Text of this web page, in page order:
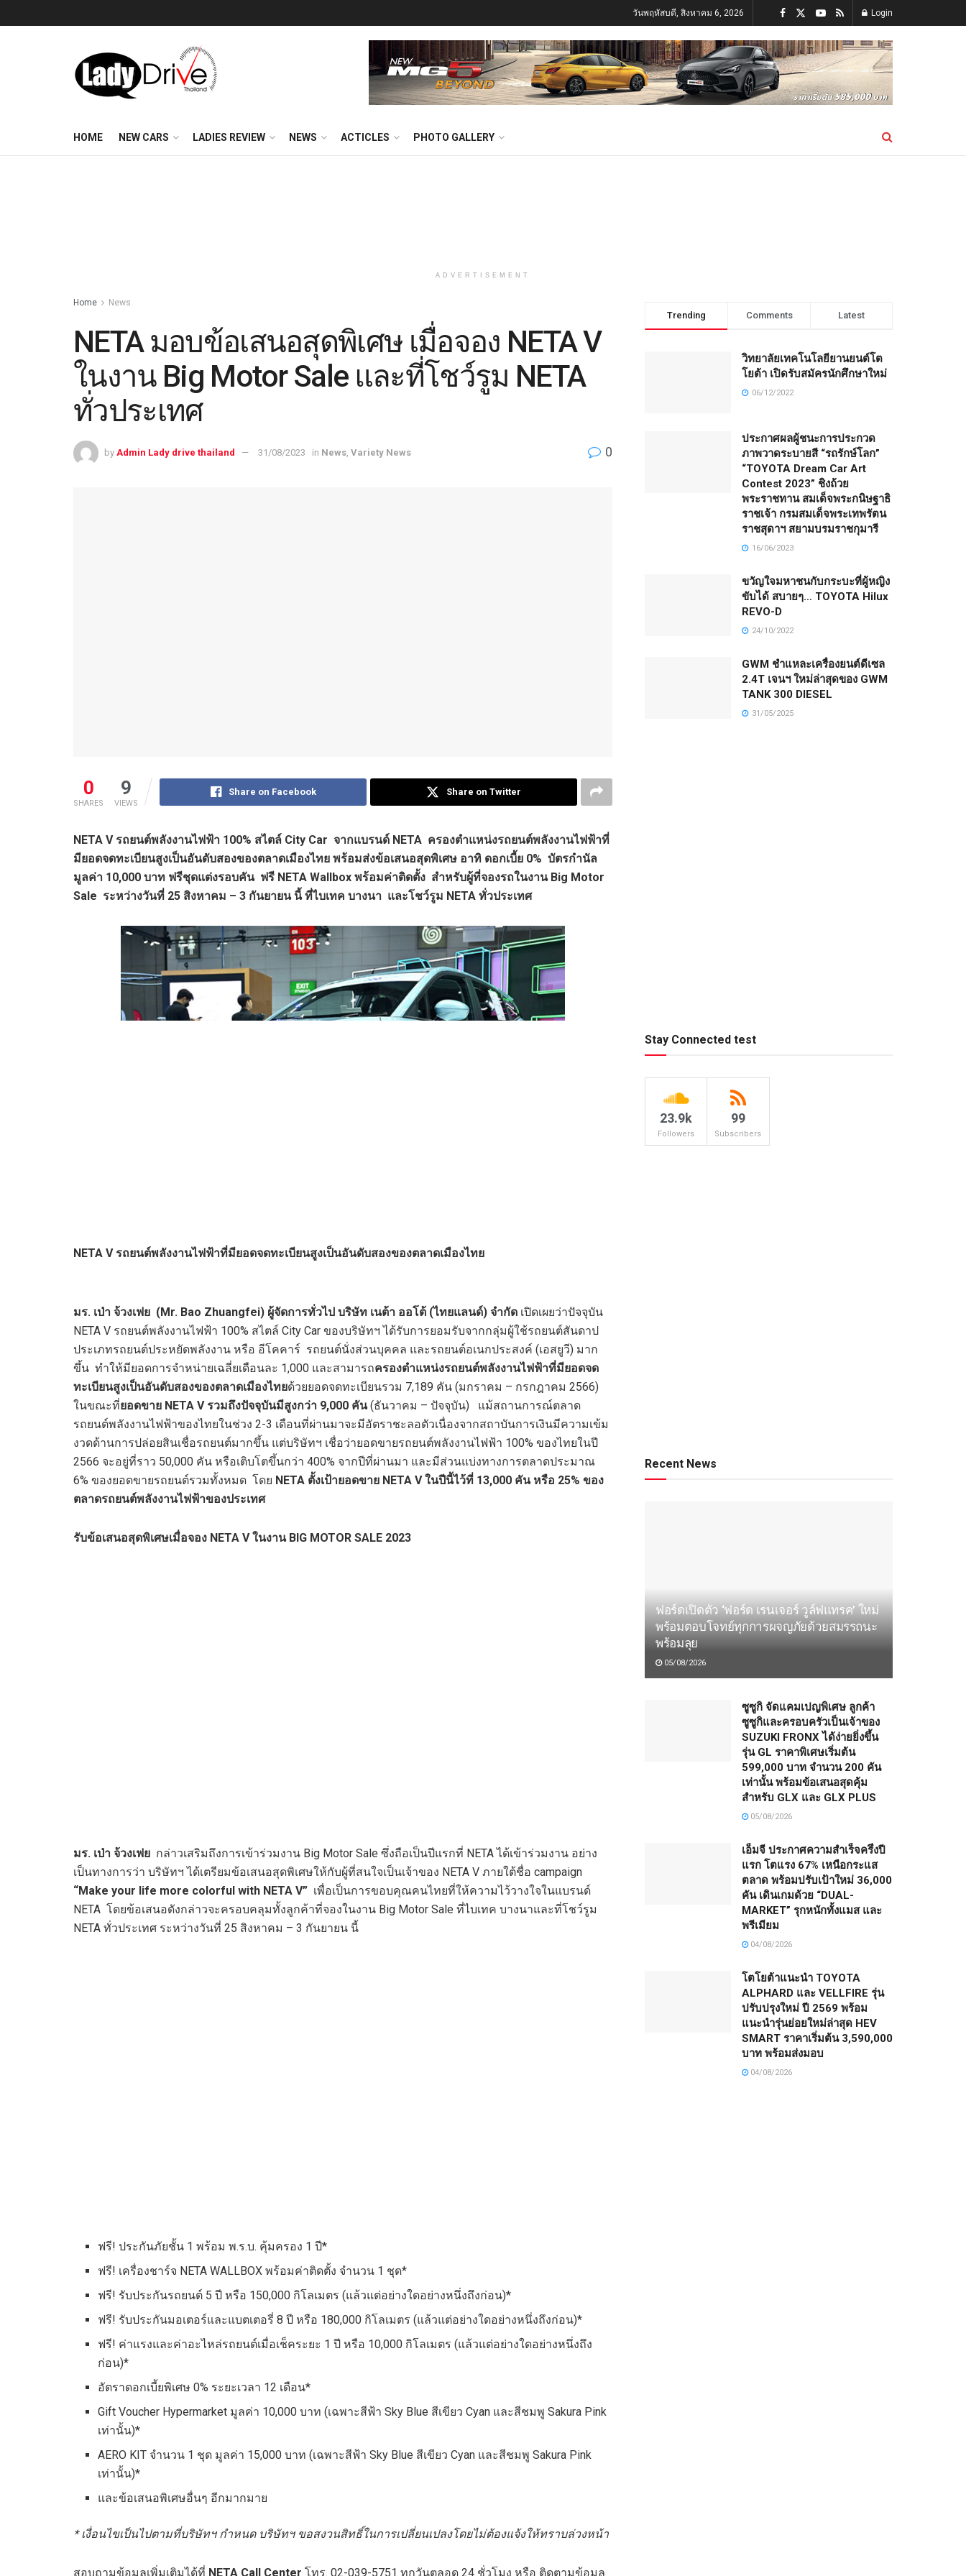
วันพฤหัสบดี, สิงหาคม 6, 2026 Login
HOME NEW CARS LADIES REVIEW NEWS ACTICLES PHOTO GALLERY
ADVERTISEMENT
Home News
NETA มอบข้อเสนอสุดพิเศษ เมื่อจอง NETA V
ในงาน Big Motor Sale และที่โชว์รูม NETA
ทั่วประเทศ
by Admin Lady drive thailand 31/08/2023 in News Variety News 0
0
SHARES
9
VIEWS
Share on Facebook Share on Twitter
NETA V รถยนต์พลังงานไฟฟ้า 100% สไตล์ City Car จากแบรนด์ NETA ครองตำแหน่งรถยนต์พลังงานไฟฟ้าที่
มียอดจดทะเบียนสูงเป็นอันดับสองของตลาดเมืองไทย พร้อมส่งข้อเสนอสุดพิเศษ อาทิ ดอกเบี้ย 0% บัตรกำนัล
มูลค่า 10,000 บาท ฟรีชุดแต่งรอบคัน ฟรี NETA Wallbox พร้อมค่าติดตั้ง สำหรับผู้ที่จองรถในงาน Big Motor
Sale ระหว่างวันที่ 25 สิงหาคม – 3 กันยายน นี้ ที่ไบเทค บางนา และโชว์รูม NETA ทั่วประเทศ
NETA V รถยนต์พลังงานไฟฟ้าที่มียอดจดทะเบียนสูงเป็นอันดับสองของตลาดเมืองไทย
มร. เป่า จ้วงเฟย (Mr. Bao Zhuangfei) ผู้จัดการทั่วไป บริษัท เนต้า ออโต้ (ไทยแลนด์) จำกัด เปิดเผยว่าปัจจุบัน
NETA V รถยนต์พลังงานไฟฟ้า 100% สไตล์ City Car ของบริษัทฯ ได้รับการยอมรับจากกลุ่มผู้ใช้รถยนต์สันดาป
ประเภทรถยนต์ประหยัดพลังงาน หรือ อีโคคาร์ รถยนต์นั่งส่วนบุคคล และรถยนต์อเนกประสงค์ (เอสยูวี) มาก
ขึ้น ทำให้มียอดการจำหน่ายเฉลี่ยเดือนละ 1,000 และสามารถครองตำแหน่งรถยนต์พลังงานไฟฟ้าที่มียอดจด
ทะเบียนสูงเป็นอันดับสองของตลาดเมืองไทยด้วยยอดจดทะเบียนรวม 7,189 คัน (มกราคม – กรกฎาคม 2566)
ในขณะที่ยอดขาย NETA V รวมถึงปัจจุบันมีสูงกว่า 9,000 คัน(ธันวาคม – ปัจจุบัน)
แม้สถานการณ์ตลาด
รถยนต์พลังงานไฟฟ้าของไทยในช่วง 2-3 เดือนที่ผ่านมาจะมีอัตราชะลอตัวเนื่องจากสถาบันการเงินมีความเข้ม
งวดด้านการปล่อยสินเชื่อรถยนต์มากขึ้น แต่บริษัทฯ เชื่อว่ายอดขายรถยนต์พลังงานไฟฟ้า 100% ของไทยในปี
2566 จะอยู่ที่ราว 50,000 คัน หรือเติบโตขึ้นกว่า 400% จากปีที่ผ่านมา และมีส่วนแบ่งทางการตลาดประมาณ
6% ของยอดขายรถยนต์รวมทั้งหมด โดย NETA ตั้งเป้ายอดขาย NETA V ในปีนี้ไว้ที่ 13,000 คัน หรือ 25% ของ
ตลาดรถยนต์พลังงานไฟฟ้าของประเทศ
รับข้อเสนอสุดพิเศษเมื่อจอง NETA V ในงาน BIG MOTOR SALE 2023
มร. เป่า จ้วงเฟย กล่าวเสริมถึงการเข้าร่วมงาน Big Motor Sale ซึ่งถือเป็นปีแรกที่ NETA ได้เข้าร่วมงาน อย่าง
เป็นทางการว่า บริษัทฯ ได้เตรียมข้อเสนอสุดพิเศษให้กับผู้ที่สนใจเป็นเจ้าของ NETA V ภายใต้ชื่อ campaign
“Make your life more colorful with NETA V” เพื่อเป็นการขอบคุณคนไทยที่ให้ความไว้วางใจในแบรนด์
NETA โดยข้อเสนอดังกล่าวจะครอบคลุมทั้งลูกค้าที่จองในงาน Big Motor Sale ที่ไบเทค บางนาและที่โชว์รูม
NETA ทั่วประเทศ ระหว่างวันที่ 25 สิงหาคม – 3 กันยายน นี้
ฟรี! ประกันภัยชั้น 1 พร้อม พ.ร.บ. คุ้มครอง 1 ปี*
ฟรี! เครื่องชาร์จ NETA WALLBOX พร้อมค่าติดตั้ง จำนวน 1 ชุด*
ฟรี! รับประกันรถยนต์ 5 ปี หรือ 150,000 กิโลเมตร (แล้วแต่อย่างใดอย่างหนึ่งถึงก่อน)*
ฟรี! รับประกันมอเตอร์และแบตเตอรี่ 8 ปี หรือ 180,000 กิโลเมตร (แล้วแต่อย่างใดอย่างหนึ่งถึงก่อน)*
ฟรี! ค่าแรงและค่าอะไหล่รถยนต์เมื่อเช็คระยะ 1 ปี หรือ 10,000 กิโลเมตร (แล้วแต่อย่างใดอย่างหนึ่งถึง
ก่อน)*
อัตราดอกเบี้ยพิเศษ 0% ระยะเวลา 12 เดือน*
Gift Voucher Hypermarket มูลค่า 10,000 บาท (เฉพาะสีฟ้า Sky Blue สีเขียว Cyan และสีชมพู Sakura Pink
เท่านั้น)*
AERO KIT จำนวน 1 ชุด มูลค่า 15,000 บาท (เฉพาะสีฟ้า Sky Blue สีเขียว Cyan และสีชมพู Sakura Pink
เท่านั้น)*
และข้อเสนอพิเศษอื่นๆ อีกมากมาย
* เงื่อนไขเป็นไปตามที่บริษัทฯ กำหนด บริษัทฯ ขอสงวนสิทธิ์ในการเปลี่ยนเปลงโดยไม่ต้องแจ้งให้ทราบล่วงหน้า
สอบถามข้อมูลเพิ่มเติมได้ที่ NETA Call Center โทร. 02-039-5751 ทุกวันตลอด 24 ชั่วโมง หรือ ติดตามข้อมูล
Trending Comments Latest
วิทยาลัยเทคโนโลยียานยนต์โต
โยต้า เปิดรับสมัครนักศึกษาใหม่
06/12/2022
ประกาศผลผู้ชนะการประกวด
ภาพวาดระบายสี “รถรักษ์โลก”
“TOYOTA Dream Car Art
Contest 2023” ชิงถ้วย
พระราชทาน สมเด็จพระกนิษฐาธิ
ราชเจ้า กรมสมเด็จพระเทพรัตน
ราชสุดาฯ สยามบรมราชกุมารี
16/06/2023
ขวัญใจมหาชนกับกระบะที่ผู้หญิง
ขับได้ สบายๆ… TOYOTA Hilux
REVO-D
24/10/2022
GWM ชำแหละเครื่องยนต์ดีเซล
2.4T เจนฯ ใหม่ล่าสุดของ GWM
TANK 300 DIESEL
31/05/2025
Stay Connected test
23.9k
Followers
99
Subscribers
Recent News
ฟอร์ดเปิดตัว ‘ฟอร์ด เรนเจอร์ วูล์ฟแทรค’ ใหม่
พร้อมตอบโจทย์ทุกการผจญภัยด้วยสมรรถนะ
พร้อมลุย
05/08/2026
ซูซูกิ จัดแคมเปญพิเศษ ลูกค้า
ซูซูกิและครอบครัวเป็นเจ้าของ
SUZUKI FRONX ได้ง่ายยิ่งขึ้น
รุ่น GL ราคาพิเศษเริ่มต้น
599,000 บาท จำนวน 200 คัน
เท่านั้น พร้อมข้อเสนอสุดคุ้ม
สำหรับ GLX และ GLX PLUS
05/08/2026
เอ็มจี ประกาศความสำเร็จครึ่งปี
แรก โตแรง 67% เหนือกระแส
ตลาด พร้อมปรับเป้าใหม่ 36,000
คัน เดินเกมด้วย “DUAL-
MARKET” รุกหนักทั้งแมส และ
พรีเมียม
04/08/2026
โตโยต้าแนะนำ TOYOTA
ALPHARD และ VELLFIRE รุ่น
ปรับปรุงใหม่ ปี 2569 พร้อม
แนะนำรุ่นย่อยใหม่ล่าสุด HEV
SMART ราคาเริ่มต้น 3,590,000
บาท พร้อมส่งมอบ
04/08/2026